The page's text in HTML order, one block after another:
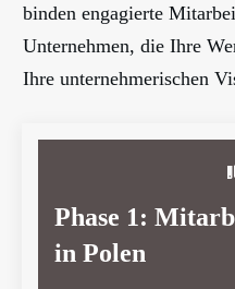
binden engagierte
Unternehmen, die Ihre
Ihre unternehmerischen
Phase 1:
in Polen